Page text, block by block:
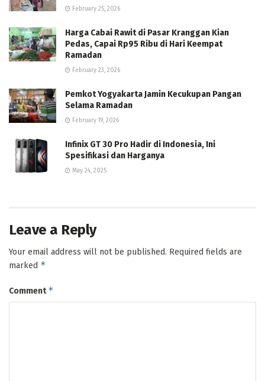
February 25, 2026
Harga Cabai Rawit di Pasar Kranggan Kian
Pedas, Capai Rp95 Ribu di Hari Keempat
Ramadan
February 23, 2026
Pemkot Yogyakarta Jamin Kecukupan Pangan
Selama Ramadan
February 19, 2026
Infinix GT 30 Pro Hadir di Indonesia, Ini
Spesifikasi dan Harganya
May 24, 2025
Leave a Reply
Your email address will not be published. Required fields are
marked *
Comment*